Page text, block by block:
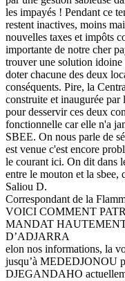
les impayés ! Pendant ce
restent inactives, moins
nouvelles taxes et impôts
importante de notre cher
trouver une solution
doter chacune des deux
conséquents. Pire, la
construite et inaugurée
pour desservir ces deux
fonctionnelle car elle n'a
SBEE. On nous parle de
est venue c'est encore
le courant ici. On dit dans
entre le mouton et la
Saliou D.
Correspondant de la
VOICI COMMENT
MANDAT
D’ADJARRA
elon nos informations, la
jusqu’à MEDEDJONOU
DJEGANDAHO